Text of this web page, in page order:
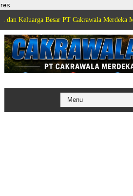
res
Besar PT Cakrawala Merdeka